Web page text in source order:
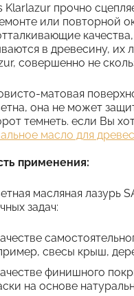
Klarlazur прочно
или повторной
в древесину, их
совершенно не
матовая
она не может
темнеть. если Вы
масло для
применения:
масляная лазурь
задач:
свесы крыш,
финишного
на основе